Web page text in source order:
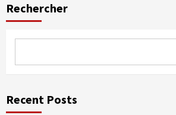
Rechercher
Recent Posts